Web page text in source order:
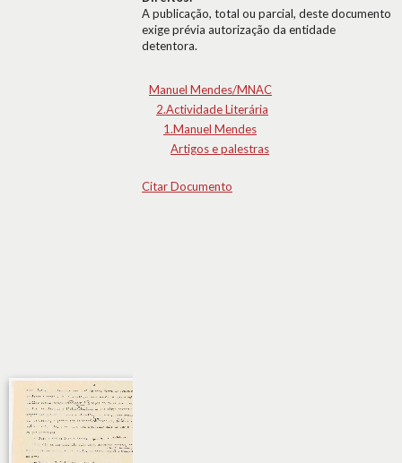
A publicação, total ou parcial, deste documento
exige prévia autorização da entidade
detentora.
Manuel Mendes/MNAC
2.Actividade Literária
1.Manuel Mendes
Artigos e palestras
Citar Documento